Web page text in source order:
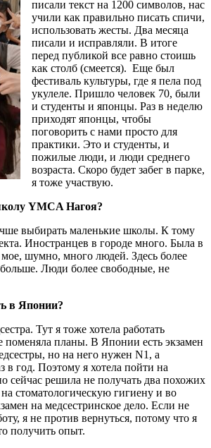
писали текст на 1200 символов, нас
учили как правильно писать спичи,
использовать жесты. Два месяца
писали и исправляли. В итоге
перед публикой все равно стоишь
как столб (смеется). Еще был
фестиваль культуры, где я пела под
укулеле. Пришло человек 70, были
и студенты и японцы. Раз в неделю
приходят японцы, чтобы
поговорить с нами просто для
практики. Это и студенты, и
пожилые люди, и люди среднего
возраста. Скоро будет забег в парке,
я тоже участвую.
YMCA Нагоя?
выбирать маленькие школы. К тому
Иностранцев в городе много. Была в
шумно, много людей. Здесь более
Люди более свободные, не
в Японии?
Тут я тоже хотела работать
поменяла планы. В Японии есть экзамен
но на него нужен N1, а
в год. Поэтому я хотела пойти на
сейчас решила не получать два похожих
стоматологическую гигиену и во
на медсестринское дело. Если не
я не против вернуться, потому что я
получить опыт.